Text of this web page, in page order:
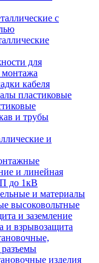
с
для
кабеля
пластиковые
и трубы
и
и линейная
до 1кВ
и материалы
высоковольтные
и заземление
и взрывозащита
изделия